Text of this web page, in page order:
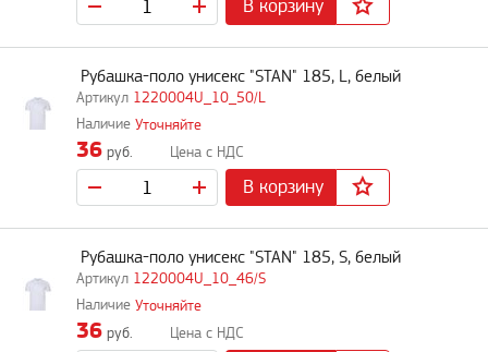
В корзину
1220004U_10_50/L
Рубашка-поло унисекс "STAN" 185, L, белый
Уточняйте
36 руб.
В корзину
1220004U_10_46/S
Рубашка-поло унисекс "STAN" 185, S, белый
Уточняйте
36 руб.